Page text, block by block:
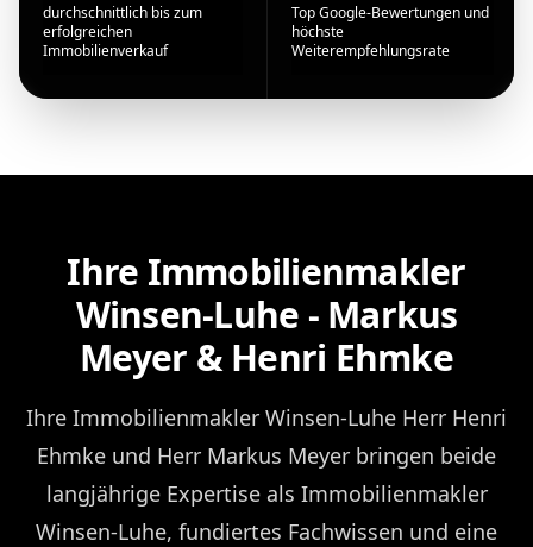
durchschnittlich bis zum
erfolgreichen
Immobilienverkauf
Top Google-Bewertungen und
höchste
Weiterempfehlungsrate
Ihre Immobilienmakler
Winsen-Luhe - Markus
Meyer & Henri Ehmke
Ihre Immobilienmakler Winsen-Luhe Herr Henri
Ehmke und Herr Markus Meyer bringen beide
langjährige Expertise als Immobilienmakler
Winsen-Luhe, fundiertes Fachwissen und eine